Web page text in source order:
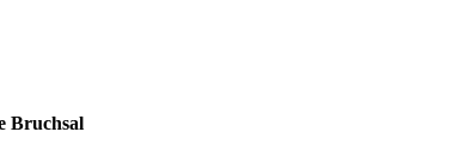
Bruchsal